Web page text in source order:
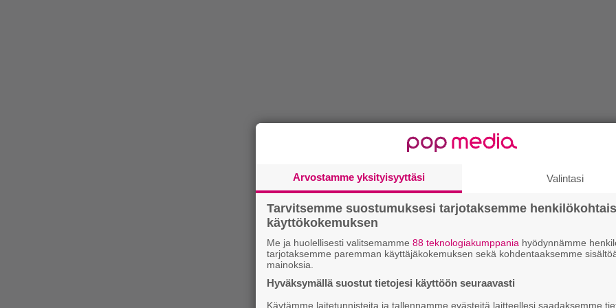
Arvostamme yksityisyyttäsi Valintasi
Tarvitsemme suostumuksesi tarjotaksemme
käyttökokemuksen
Me ja huolellisesti valitsemamme 88 teknologiakumppania hyödynnämme
tarjotaksemme paremman käyttäjäkokemuksen sekä kohdentaaksemme
mainoksia.
Hyväksymällä suostut tietojesi käyttöön seuraavasti
Käytämme laitetunnisteita ja tallennamme evästeitä laitteellesi saadaksemme